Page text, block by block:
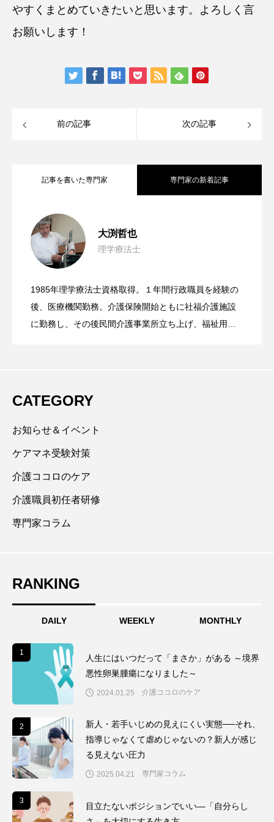
やすくまとめていきたいと思います。よろしく言
お願いします！
前の記事 次の記事
記事を書いた専門家 専門家の新着記事
大渕哲也
理学療法士
1985年理学療法士資格取得。１年間行政職員を経験の
後、医療機関勤務。介護保険開始ともに社福介護施設
に勤務し、その後民間介護事業所立ち上げ、福祉用具
アドバイザー、（社）重度化予防ケア推進協会アンバ
2024.05.23
張状態ということについて
2024.04.18
「重度化予防」こそを！⑤褥瘡への認識
2024.01.09 “寝たきりゼロ”はもう古い！寝たきりでも
CATEGORY
お知らせ＆イベント
ケアマネ受験対策
介護ココロのケア
介護職員初任者研修
専門家コラム
RANKING
DAILY WEEKLY MONTHLY
1
人生にはいつだって「まさか」がある ～境界
悪性卵巣腫瘍になりました～
2024.01.25 介護ココロのケア
2
新人・若手いじめの見えにくい実態──それ、
指導じゃなくて虐めじゃないの？新人が感じ
る見えない圧力
2025.04.21 専門家コラム
3
目立たないポジションでいい―「自分らし